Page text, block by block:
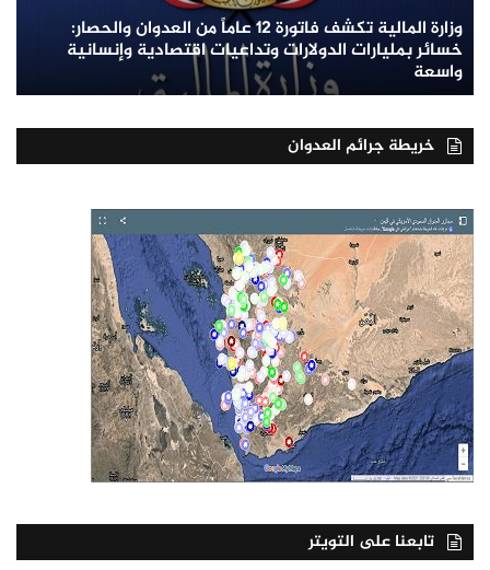
وزارة المالية تكشف فاتورة 12 عاماً من العدوان والحصار:
خسائر بمليارات الدولارات وتداعيات اقتصادية وإنسانية
واسعة
خريطة جرائم العدوان
تابعنا على التويتر